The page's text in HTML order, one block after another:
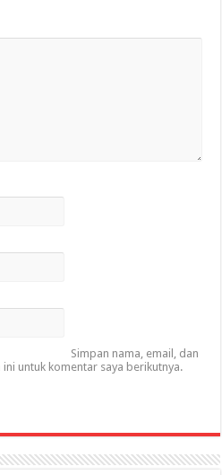
Simpan nama, email, dan
untuk komentar saya berikutnya.